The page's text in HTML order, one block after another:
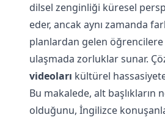
dilsel zenginliği küresel
eder, ancak aynı zamanda
planlardan gelen
ulaşmada zorluklar sunar.
videoları kültürel
Bu makalede, alt başlıkların
olduğunu, İngilizce